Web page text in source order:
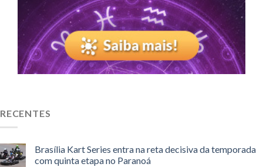
RECENTES
Brasília Kart Series entra na reta decisiva da temporada
com quinta etapa no Paranoá